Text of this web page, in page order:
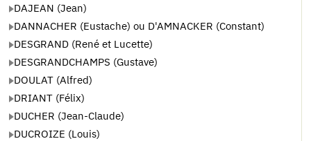
DAJEAN (Jean)
DANNACHER (Eustache) ou D'AMNACKER (Constant)
DESGRAND (René et Lucette)
DESGRANDCHAMPS (Gustave)
DOULAT (Alfred)
DRIANT (Félix)
DUCHER (Jean-Claude)
DUCROIZE (Louis)